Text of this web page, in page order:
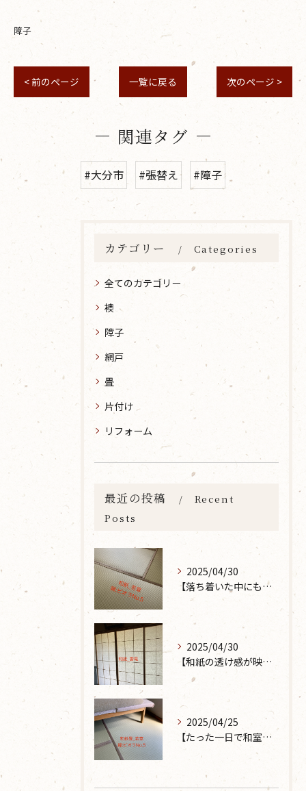
障子
< 前のページ 一覧に戻る 次のページ >
関連タグ
#大分市 #張替え #障子
カテゴリー Categories
全てのカテゴリー
襖
障子
網戸
畳
片付け
リフォーム
最近の投稿
Recent
Posts
2025/04/30
【落ち着いた中にも華やかな雰囲気を】大分市で畳の表替えなら 張替本舗 金沢屋 坂ノ市店へ
2025/04/30
【和紙の透け感が映えるとても素敵な空間に】大分市で障子の張り替えなら 張替本舗 金沢屋 坂ノ市店へ
2025/04/25
【たった一日で和室が生まれ変わった話】畳の表替えなら 張替本舗 金沢屋 坂ノ市店へ